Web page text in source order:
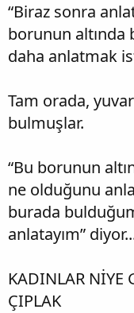
“Biraz sonra
borunun altında
daha anlatmak
Tam orada,
bulmuşlar.
“Bu borunun
ne olduğunu
burada
anlatayım”
KADINLAR NİYE
ÇIPLAK